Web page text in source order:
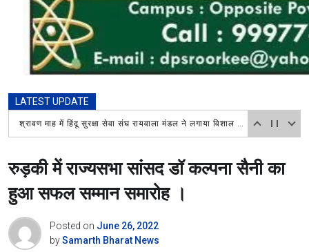
LATEST UPDATE
श्रावण माह में हिंदू सुरक्षा सेवा संघ रायवाला मंडल ने लगाया विशाल भंडारा, चिकित्सा शिविर में भी लोगों ने उठाया लाभ
रुड़की में राज्यसभा सांसद डॉ कल्पना सैनी का
हुआ सफल सम्मान समारोह ।
Posted on June 26, 2022
bySamarth Bharat News